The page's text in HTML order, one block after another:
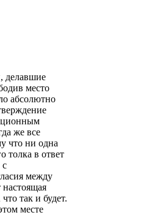
делавшие
место
абсолютно
же все
что ни одна
толка в ответ
с
между
настоящая
так и будет.
месте